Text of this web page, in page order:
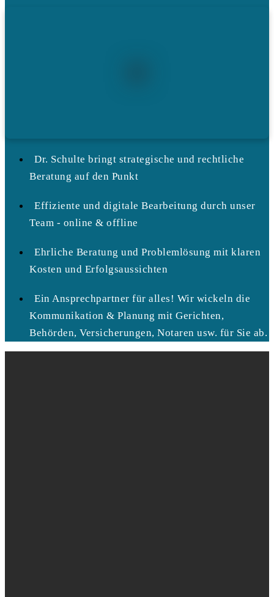
Dr. Schulte bringt strategische und rechtliche
Beratung auf den Punkt
Effiziente und digitale Bearbeitung durch unser
Team - online & offline
Ehrliche Beratung und Problemlösung mit klaren
Kosten und Erfolgsaussichten
Ein Ansprechpartner für alles! Wir wickeln die
Kommunikation & Planung mit Gerichten,
Behörden, Versicherungen, Notaren usw. für Sie ab.